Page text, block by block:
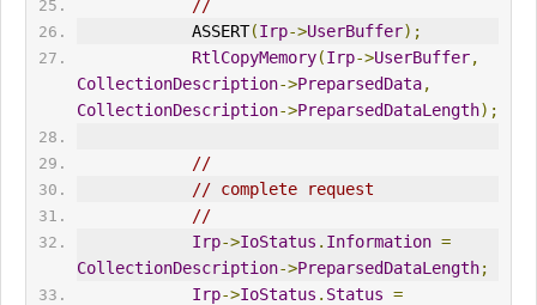
//
            ASSERT
(Irp->UserBuffer);
RtlCopyMemory(Irp->UserBuffer,
CollectionDescription->PreparsedData,
CollectionDescription->PreparsedDataLength);
//
// complete request
//
Irp->IoStatus . Information =
CollectionDescription->PreparsedDataLength;
Irp->IoStatus . Status =